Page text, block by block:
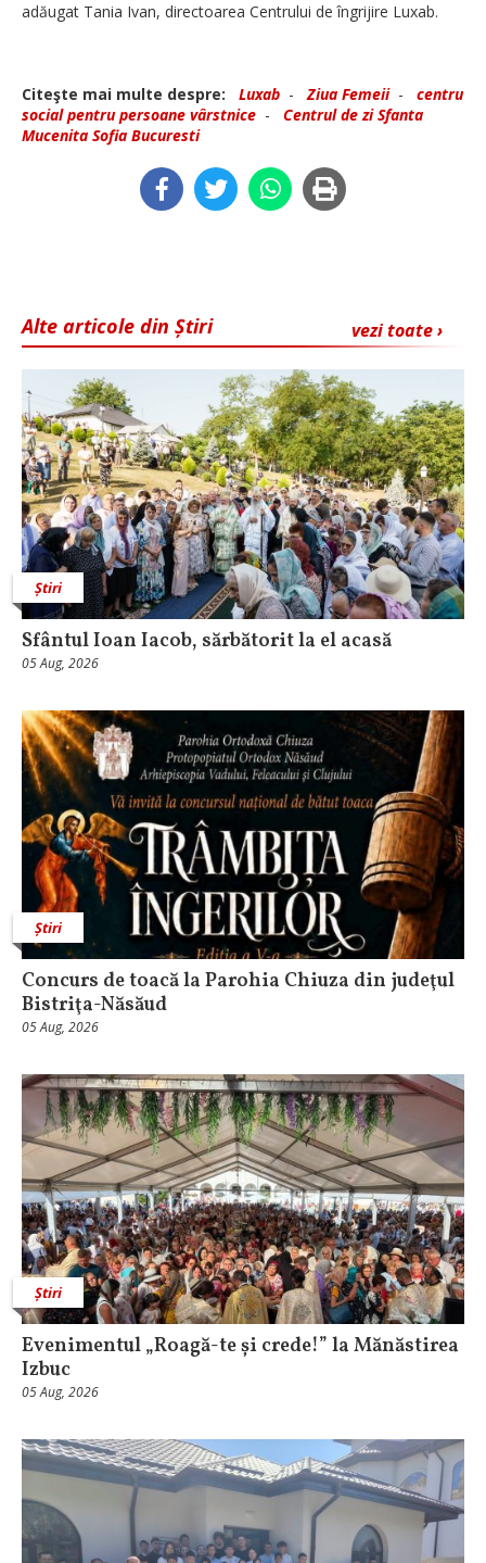
adăugat Tania Ivan, directoarea Centrului de îngrijire Luxab.
Citeşte mai multe despre: Luxab -Ziua Femeii- centru
social pentru persoane vârstnice - Centrul de zi Sfanta
Mucenita Sofia Bucuresti
vezi toate ›
Alte articole din Știri
Știri
Sfântul Ioan Iacob, sărbătorit la el acasă
05 Aug, 2026
Știri
​Concurs de toacă la Parohia Chiuza din judeţul
Bistriţa-Năsăud
05 Aug, 2026
Știri
Evenimentul „Roagă-te și crede!” la Mănăstirea
Izbuc
05 Aug, 2026